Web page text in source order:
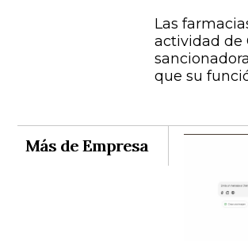
Las
actividad de
que su
Más de Empresa